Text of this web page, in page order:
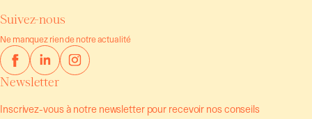
Suivez-nous
Ne manquez rien de notre actualité
Newsletter
Inscrivez-vous à notre newsletter pour recevoir nos conseils